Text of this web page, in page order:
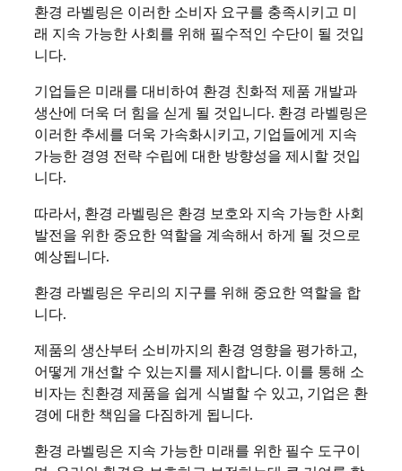
환경 라벨링은 이러한 소비자 요구를 충족시키고 미
래 지속 가능한 사회를 위해 필수적인 수단이 될 것입
니다.
기업들은 미래를 대비하여 환경 친화적 제품 개발과
생산에 더욱 더 힘을 싣게 될 것입니다. 환경 라벨링은
이러한 추세를 더욱 가속화시키고, 기업들에게 지속
가능한 경영 전략 수립에 대한 방향성을 제시할 것입
니다.
따라서, 환경 라벨링은 환경 보호와 지속 가능한 사회
발전을 위한 중요한 역할을 계속해서 하게 될 것으로
예상됩니다.
환경 라벨링은 우리의 지구를 위해 중요한 역할을 합
니다.
제품의 생산부터 소비까지의 환경 영향을 평가하고,
어떻게 개선할 수 있는지를 제시합니다. 이를 통해 소
비자는 친환경 제품을 쉽게 식별할 수 있고, 기업은 환
경에 대한 책임을 다짐하게 됩니다.
환경 라벨링은 지속 가능한 미래를 위한 필수 도구이